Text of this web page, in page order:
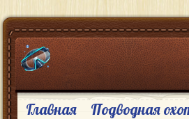
Главная Подводная